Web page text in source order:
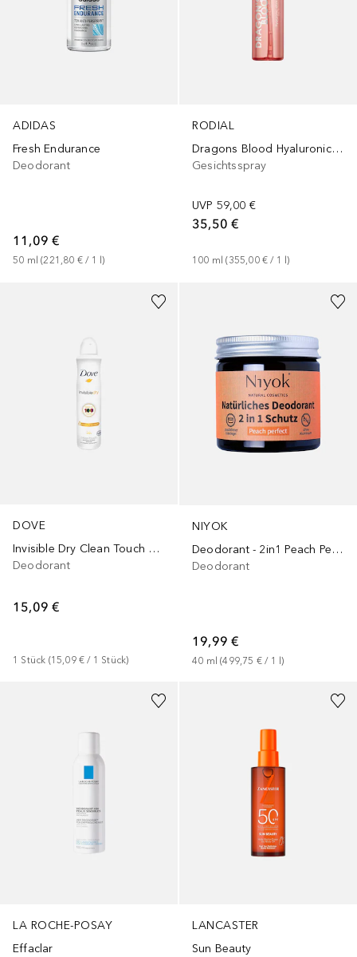
ADIDAS
Fresh Endurance
Deodorant
11,09 €
50 ml (221,80 € / 1 l)
RODIAL
Dragons Blood Hyaluronic Drink
Gesichtsspray
UVP 59,00 €
35,50 €
100 ml (355,00 € / 1 l)
DOVE
Invisible Dry Clean Touch Antitranspirant-Spray für Frauen
Deodorant
15,09 €
1 Stück (15,09 € / 1 Stück)
NIYOK
Deodorant - 2in1 Peach Perfect
Deodorant
19,99 €
40 ml (499,75 € / 1 l)
LA ROCHE-POSAY
Effaclar
LANCASTER
Sun Beauty